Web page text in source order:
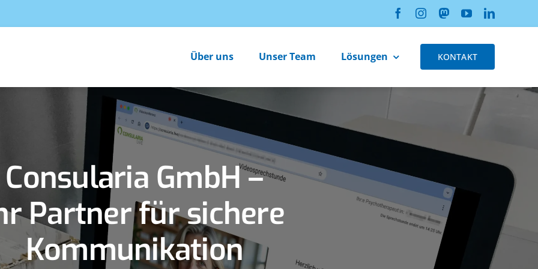
Über uns
Unser Team Lösungen KONTAKT
Consularia GmbH –
Partner für sichere
Kommunikation